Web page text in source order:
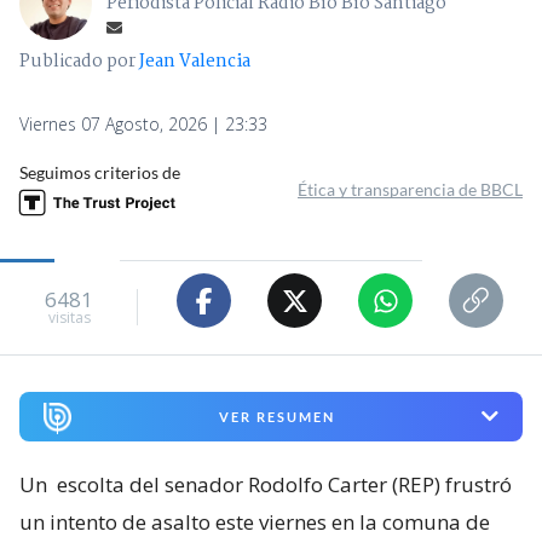
Publicado porJean Valencia
Viernes 07 Agosto, 2026 | 23:33
Seguimos criterios de
Ética y transparencia de BBCL
6481
visitas
VER RESUMEN
Un escolta del senador Rodolfo Carter (REP) frustró
un intento de asalto este viernes en la comuna de